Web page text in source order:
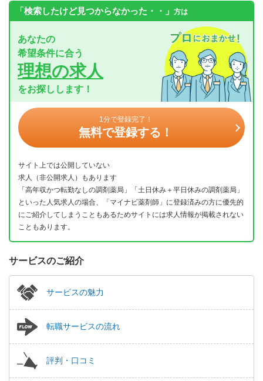
「検索したけど見つからなかった・・」 方は
あなたの
希望条件に合う
理想の求人
をお探しします！
1分で登録完了！
無料で登録する！
サイト上では公開していない
求人（非公開求人）もあります
「高年収かつ転勤なしの調剤薬局」「土日休み＋平日休みの調剤薬局」
といった人気求人の場合、「マイナビ薬剤師」に登録済みの方に優先的
にご紹介してしまうこともあるためサイトには求人情報が掲載されない
こともあります。
サービスのご紹介
サービスの魅力
転職サービスの流れ
評判・口コミ